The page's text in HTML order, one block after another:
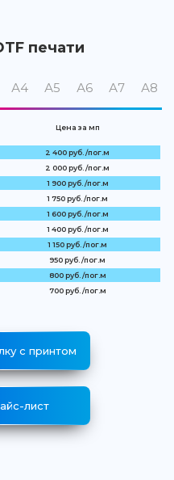
печати
А4 А5 А6 А7 А8
Цена за мп
2 400 руб. /пог.м
2 000 руб. /пог.м
1 900 руб. /пог.м
1 750 руб. /пог.м
1 600 руб. /пог.м
1 400 руб. /пог.м
1 150 руб. /пог.м
950 руб. /пог.м
800 руб. /пог.м
700 руб. /пог.м
с принтом
лист